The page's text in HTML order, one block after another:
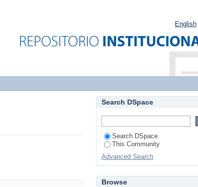
English
Search DSpace
Search DSpace
This Community
Advanced Search
Browse